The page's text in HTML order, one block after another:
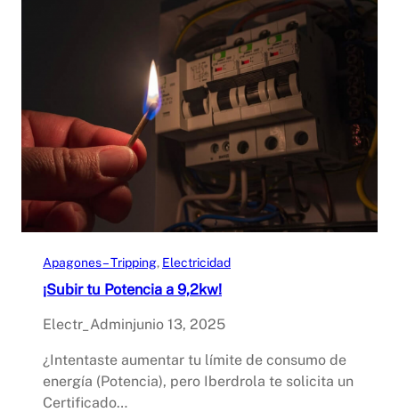
Apagones – Tripping, Electricidad
¡Subir tu Potencia a 9,2kw!
Electr_Adminjunio 13, 2025
¿Intentaste aumentar tu límite de consumo de
energía (Potencia), pero Iberdrola te solicita un
Certificado…